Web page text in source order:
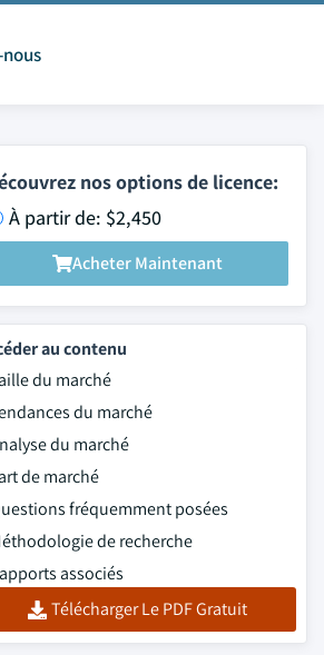
nos options de licence:
À partir de: $2,450
Acheter Maintenant
au contenu
du marché
du marché
du marché
de marché
fréquemment posées
de recherche
associés
Télécharger Le PDF Gratuit